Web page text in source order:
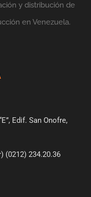
y distribución de
en Venezuela.
Edif. San Onofre,
(0212) 234.20.36